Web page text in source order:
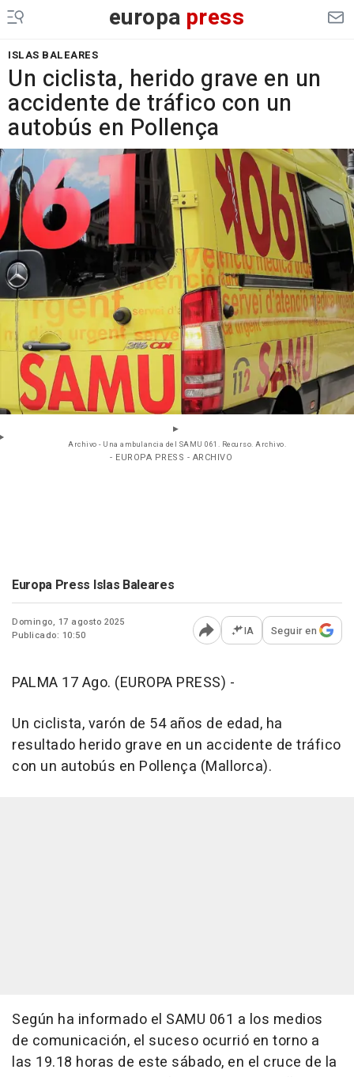
europa press
ISLAS BALEARES
Un ciclista, herido grave en un
accidente de tráfico con un
autobús en Pollença
Archivo - Una ambulancia del SAMU 061. Recurso. Archivo.
- EUROPA PRESS - ARCHIVO
Europa Press Islas Baleares
Domingo, 17 agosto 2025
Publicado: 10:50
Abrir opciones para
IA Seguir en
PALMA 17 Ago. (EUROPA PRESS) -
Un ciclista, varón de 54 años de edad, ha
resultado herido grave en un accidente de tráfico
con un autobús en Pollença (Mallorca).
Según ha informado el SAMU 061 a los medios
de comunicación, el suceso ocurrió en torno a
las 19.18 horas de este sábado, en el cruce de la